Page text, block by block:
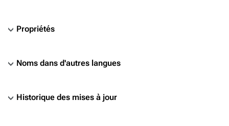
Propriétés
Noms dans d'autres langues
Historique des mises à jour